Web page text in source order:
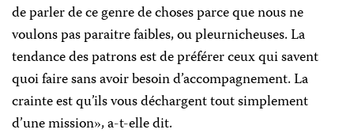
de parler de ce genre de choses parce que nous ne
voulons pas paraitre faibles, ou pleurnicheuses. La
tendance des patrons est de préférer ceux qui savent
quoi faire sans avoir besoin d’accompagnement. La
crainte est qu’ils vous déchargent tout simplement
d’une mission», a-t-elle dit.